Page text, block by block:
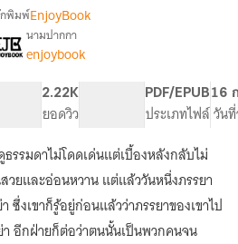
เรื่อง [จบ]
การก
ลับ
มา
ของ
สุด
ยอด
นัก
ฆ่า
ใน
ตำนาน
พิมพ์EnjoyBook
นามปากกา
enjoybook
2.22K
ยอดวิว
PDF/EPUB
ประเภทไฟล์
16
วัน
รรมดาไม่โดดเด่นแต่เบื้องหลังกลับไม่
วยและอ่อนหวาน แต่แล้ววันหนึ่งภรรยา
งเขาก็รู้อยู่ก่อนแล้วว่าภรรยาของเขาไป
อีกฝ่ายก็ต่อว่าตนนั้นเป็นพวกคนจน